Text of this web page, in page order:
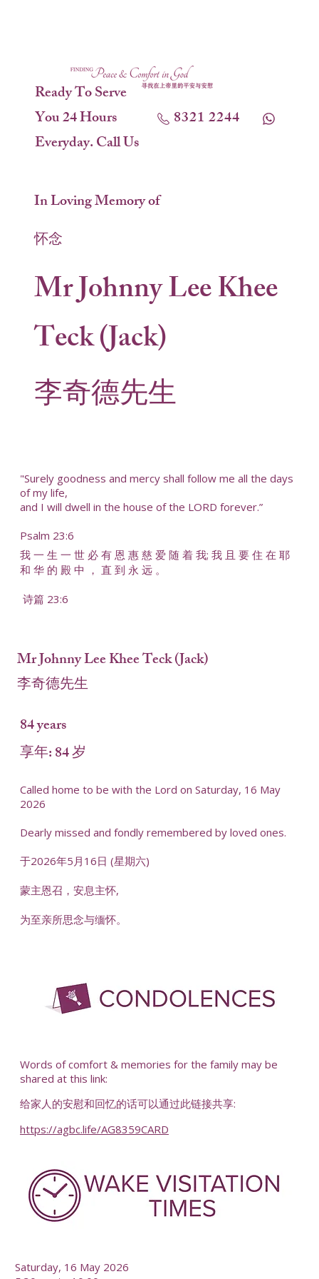
Ready To Serve
You 24 Hours
Everyday. Call Us
8321 2244
In Loving Memory of
怀念
Mr Johnny Lee Khee
Teck (Jack)
李奇德先生
"Surely goodness and mercy shall follow me all the days
of my life,
and I will dwell in the house of the LORD forever.”
Psalm 23:6
我 一 生 一 世 必 有 恩 惠 慈 爱 随 着 我; 我 且 要 住 在 耶
和 华 的 殿 中 ， 直 到 永 远 。
诗篇 23:6
Mr Johnny Lee Khee Teck (Jack)
李奇德先生
84 years
享年: 84 岁
Called home to be with the Lord on Saturday, 16 May
2026
Dearly missed and fondly remembered by loved ones.
于2026年5月16日 (星期六)
蒙主恩召，安息主怀,
为至亲所思念与缅怀。
Words of comfort & memories for the family may be
shared at this link:
给家人的安慰和回忆的话可以通过此链接共享:
https://agbc.life/AG8359CARD
Saturday, 16 May 2026